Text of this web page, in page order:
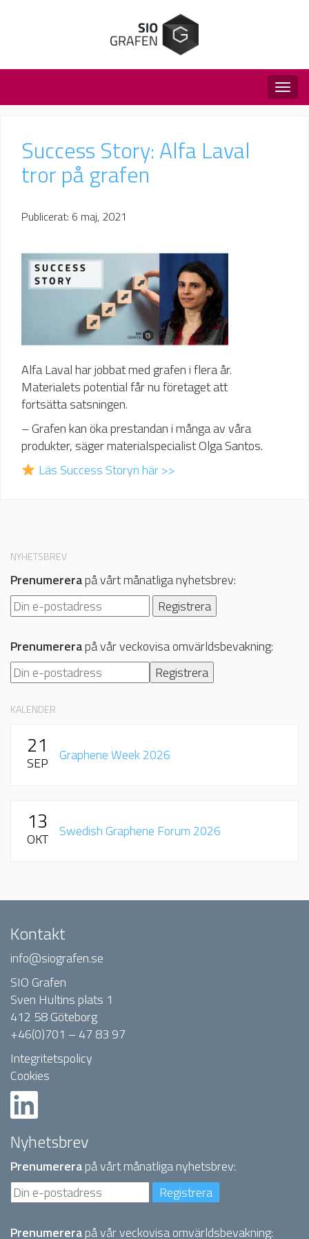
Success Story: Alfa Laval
tror på grafen
Publicerat: 6 maj, 2021
Alfa Laval har jobbat med grafen i flera år.
Materialets potential får nu företaget att
fortsätta satsningen.
– Grafen kan öka prestandan i många av våra
produkter, säger materialspecialist Olga Santos.
Läs Success Storyn här >>
NYHETSBREV
Prenumererapå vårt månatliga nyhetsbrev:
Prenumererapå vår veckovisa omvärldsbevakning:
KALENDER
21
SEP Graphene Week 2026
13
OKT Swedish Graphene Forum 2026
Kontakt
info@siografen.se
SIO Grafen
Sven Hultins plats 1
412 58 Göteborg
+46(0)701 – 47 83 97
Integritetspolicy
Cookies
Nyhetsbrev
Prenumererapå vårt månatliga nyhetsbrev:
Prenumererapå vår veckovisa omvärldsbevakning: